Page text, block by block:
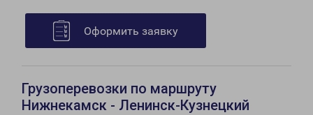
Оформить заявку
Грузоперевозки по маршруту
Нижнекамск - Ленинск-Кузнецкий